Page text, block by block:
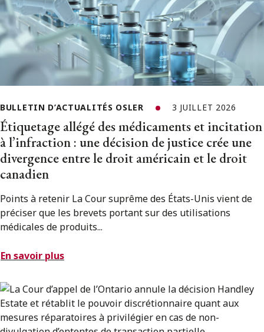
BULLETIN D’ACTUALITÉS OSLER 3 JUILLET 2026
Étiquetage allégé des médicaments et incitation
à l’infraction : une décision de justice crée une
divergence entre le droit américain et le droit
canadien
Points à retenir La Cour suprême des États-Unis vient de
préciser que les brevets portant sur des utilisations
médicales de produits...
En savoir plus